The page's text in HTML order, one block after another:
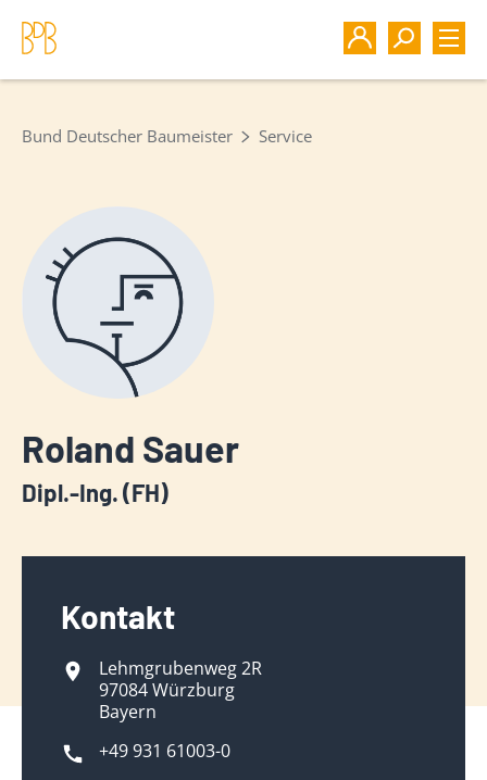
Bund Deutscher Baumeister Service
Roland Sauer
Dipl.-Ing. (FH)
Kontakt
Lehmgrubenweg 2R
97084 Würzburg
Bayern
+49 931 61003-0